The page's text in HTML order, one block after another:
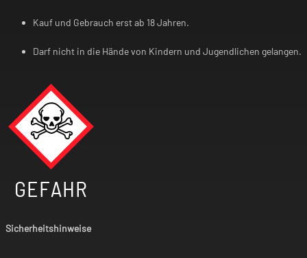
Kauf und Gebrauch erst ab 18 Jahren.
Darf nicht in die Hände von Kindern und Jugendlichen gelangen.
GEFAHR
Sicherheitshinweise